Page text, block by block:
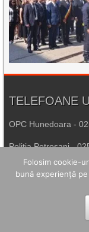
TELEFOANE
OPC Hunedoara -
Poliția Petroșani -
Agenția de
Spitalul de Urgență
Număr Unic de
Folosim cookie-
bună experiență